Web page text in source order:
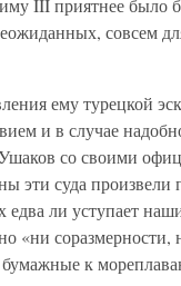
III приятнее было
совсем
ему турецкой
и в случае
со своими
эти суда произвели
ли уступает
«ни
бумажные к